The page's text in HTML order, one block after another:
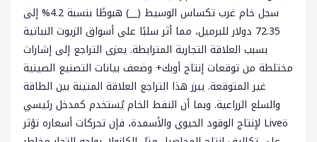
سجل خام غرب تكساس الوسيط (__) هبوطًا بنسبة 4.2% إلى
72.35 دولار للبرميل، مما أثر سلبًا على أسواق الزيوت النباتية
بسبب العلاقة التجارية المترابطة. يعزى التراجع إلى إشارات
مختلطة من توقعات إنتاج أوبك+ وضعف بيانات التصنيع الصينية
غير المتوقعة. يبرز هذا التراجع العلاقة المتينة بين الطاقة
والسلع الزراعية. وبما أن النفط الخام يُستخدم كمدخل رئيسي
لإنتاج الوقود الحيوي والأسمدة، فإن تحركات أسعاره تؤثر Liveة